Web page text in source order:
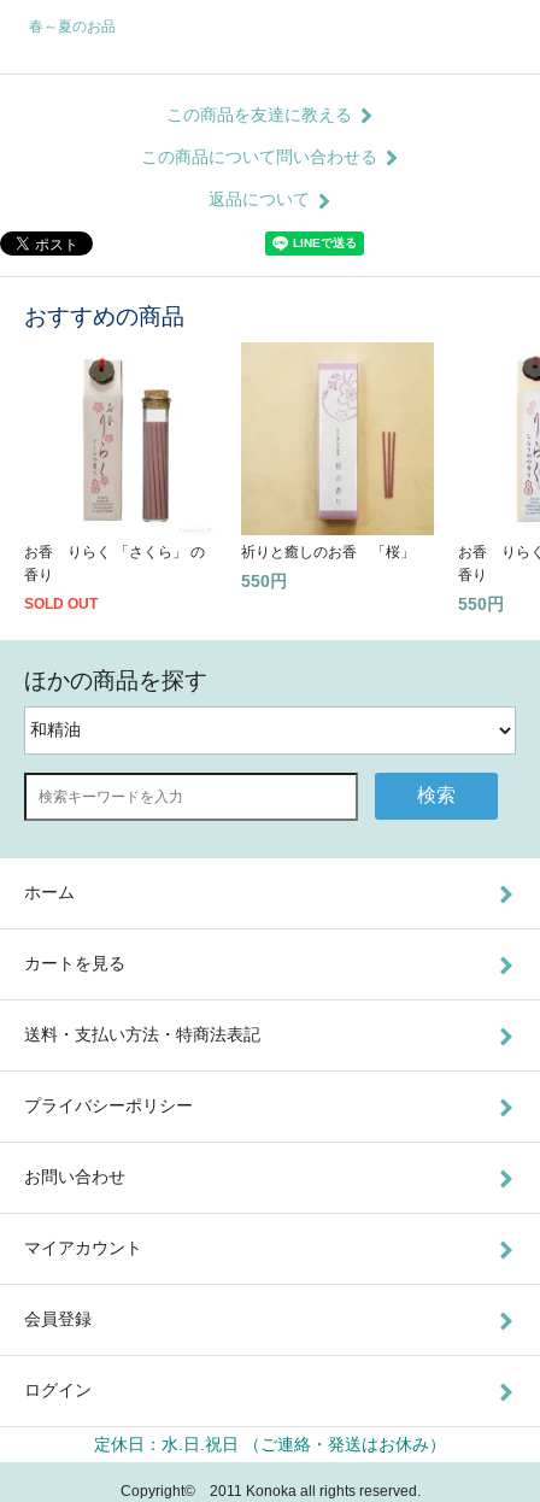
春～夏のお品
この商品を友達に教える
この商品について問い合わせる
返品について
おすすめの商品
お香 りらく 「さくら」 の
香り
SOLD OUT
祈りと癒しのお香 「桜」
550円
お香 りら
香り
550円
ほかの商品を探す
検索
ホーム
カートを見る
送料・支払い方法・特商法表記
プライバシーポリシー
お問い合わせ
マイアカウント
会員登録
ログイン
定休日：水.日.祝日 （ご連絡・発送はお休み）
Copyright© 2011 Konoka all rights reserved.